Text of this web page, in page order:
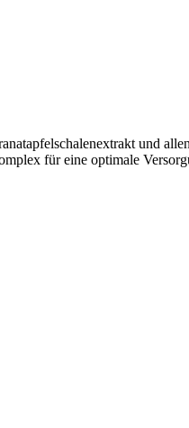
und
für eine optimale